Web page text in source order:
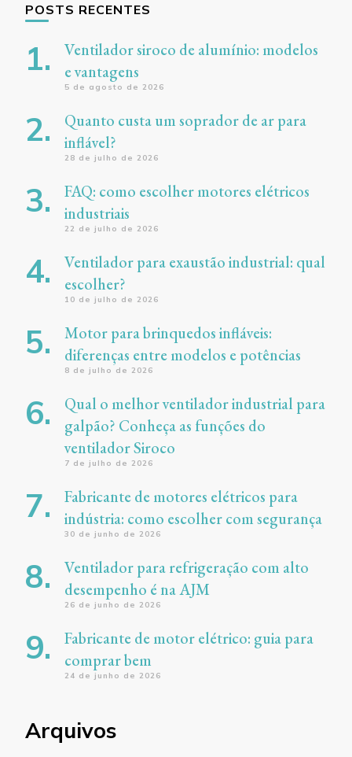
POSTS RECENTES
Ventilador siroco de alumínio: modelos
e vantagens
5 de agosto de 2026
Quanto custa um soprador de ar para
inflável?
28 de julho de 2026
FAQ: como escolher motores elétricos
industriais
22 de julho de 2026
Ventilador para exaustão industrial: qual
escolher?
10 de julho de 2026
Motor para brinquedos infláveis:
diferenças entre modelos e potências
8 de julho de 2026
Qual o melhor ventilador industrial para
galpão? Conheça as funções do
ventilador Siroco
7 de julho de 2026
Fabricante de motores elétricos para
indústria: como escolher com segurança
30 de junho de 2026
Ventilador para refrigeração com alto
desempenho é na AJM
26 de junho de 2026
Fabricante de motor elétrico: guia para
comprar bem
24 de junho de 2026
Arquivos